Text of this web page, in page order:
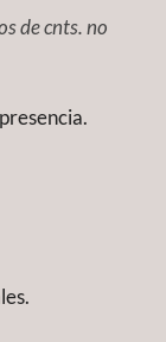
de cnts. no